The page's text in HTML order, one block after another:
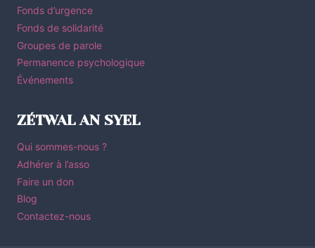
Fonds d’urgence
Fonds de solidarité
Groupes de parole
Permanence psychologique
Événements
ZÉTWAL AN SYEL
Qui sommes-nous ?
Adhérer à l’asso
Faire un don
Blog
Contactez-nous